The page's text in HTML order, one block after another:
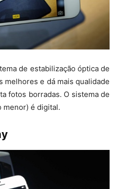
de estabilização óptica de
melhores e dá mais qualidade
fotos borradas. O sistema de
menor) é digital.